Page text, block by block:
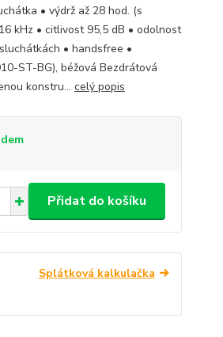
• výdrž až 28 hod. (s
kHz • citlivost 95,5 dB • odolnost
• handsfree •
ST-BG), béžová Bezdrátová
konstru... celý popis
Přidat do košíku
Splátková kalkulačka